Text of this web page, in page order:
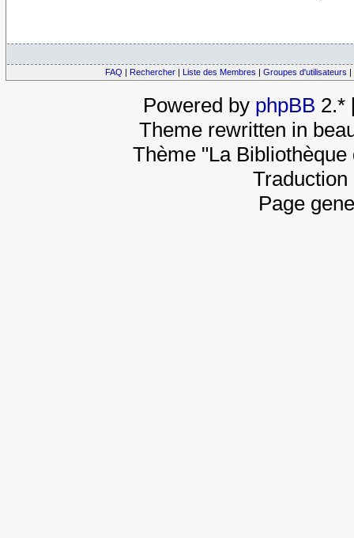
FAQ | Rechercher | Liste des Membres | Groupes d'utilisateurs |
Powered by phpBB 2.*
Theme rewritten in
Thème "La
Page